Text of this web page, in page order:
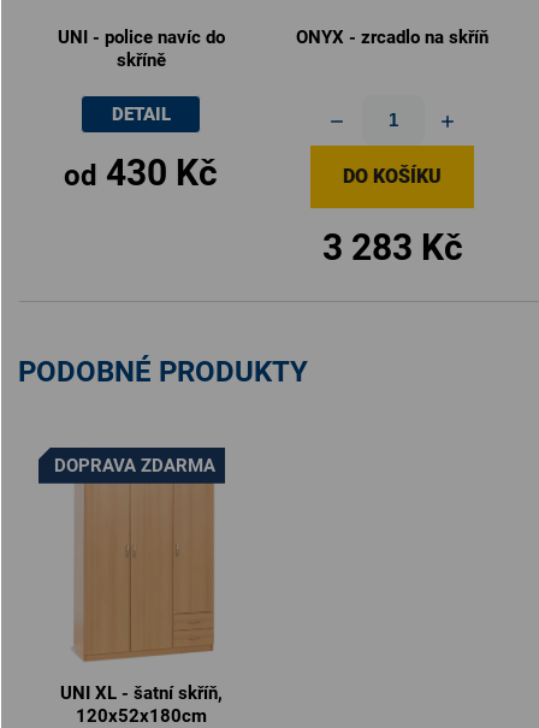
UNI - police navíc do
skříně
od 430 Kč
DETAIL
ONYX - zrcadlo na skříň
3 283 Kč
DO KOŠÍKU
PODOBNÉ PRODUKTY
DOPRAVA ZDARMA
UNI XL - šatní skříň,
120x52x180cm